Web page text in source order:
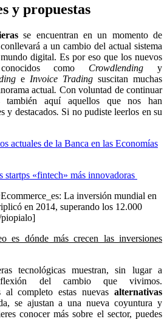
y propuestas
se encuentran en un momento de
a un cambio del actual sistema
digital. Es por eso que los nuevos
como Crowdlending y
e Invoice Trading suscitan muchas
actual. Con voluntad de continuar
también aquí aquellos que nos han
y destacados. Si no pudiste leerlos en su
actuales de la Banca en las Economías
startps «fintech» más innovadoras
La inversión mundial en
en 2014, superando los 12.000
es dónde más crecen las inversiones
tecnológicas muestran, sin lugar a
del cambio que vivimos.
al completo estas nuevasalternativas
se ajustan a una nueva coyuntura y
conocer más sobre el sector, puedes